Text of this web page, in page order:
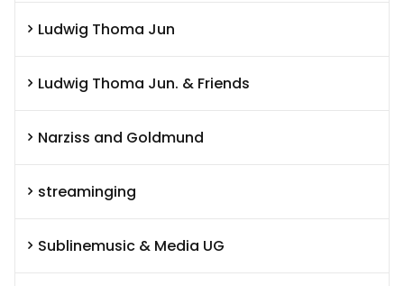
Ludwig Thoma Jun
Ludwig Thoma Jun. & Friends
Narziss and Goldmund
streaminging
Sublinemusic & Media UG